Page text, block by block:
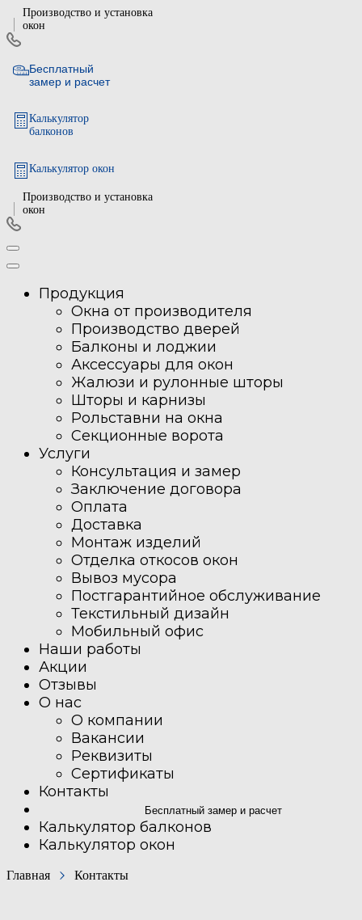
Производство и установка
окон
Бесплатный
замер и расчет
Калькулятор
балконов
Калькулятор окон
Производство и установка
окон
Продукция
Окна от производителя
Производство дверей
Балконы и лоджии
Аксессуары для окон
Жалюзи и рулонные шторы
Шторы и карнизы
Рольставни на окна
Секционные ворота
Услуги
Консультация и замер
Заключение договора
Оплата
Доставка
Монтаж изделий
Отделка откосов окон
Вывоз мусора
Постгарантийное обслуживание
Текстильный дизайн
Мобильный офис
Наши работы
Акции
Отзывы
О нас
О компании
Вакансии
Реквизиты
Сертификаты
Контакты
Бесплатный замер и расчет
Калькулятор балконов
Калькулятор окон
Главная Контакты